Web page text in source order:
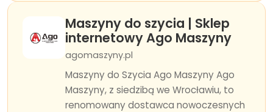
Maszyny do szycia | Sklep
internetowy Ago Maszyny
agomaszyny.pl
Maszyny do Szycia Ago Maszyny Ago
Maszyny, z siedzibą we Wrocławiu, to
renomowany dostawca nowoczesnych